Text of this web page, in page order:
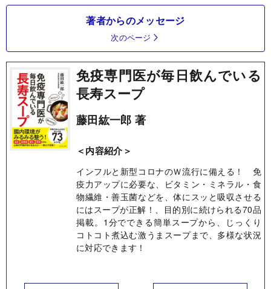
著者からのメッセージ
次のページ
免疫専門医が毎日飲んでいる
長寿スープ
藤田紘一郎 著
＜内容紹介＞
インフルと新型コロナのＷ流行に備える！ 免
疫力アップに必要な、ビタミン・ミネラル・食
物繊維・善玉菌などを、体にスッと吸収させる
にはスープが正解！、目的別に続けられる70品
掲載。1分でできる簡単スープから、じっくり
コトコト煮込む激うまスープまで、多様な状況
に対応できます！